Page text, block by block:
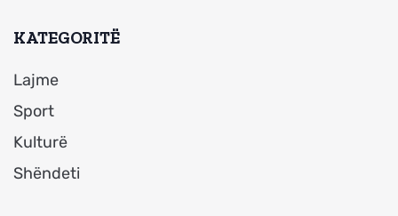
KATEGORITË
Lajme
Sport
Kulturë
Shëndeti